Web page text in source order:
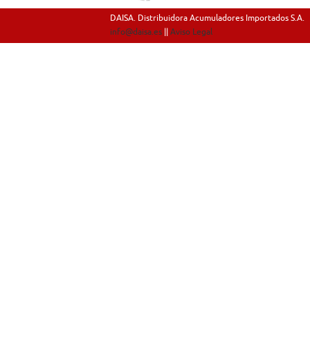
DAISA. Distribuidora Acumuladores Importados S.A.
info@daisa.es|| Aviso Legal